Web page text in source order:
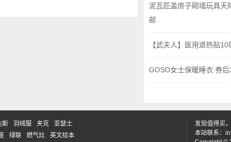
泥瓦匠盖房子砌墙玩具天
邮
【武夫人】医用退热贴
GOSO女士保暖睡衣 券
斯 羽绒服 夹克
亚瑟士
绿联 燃气灶 英文绘本
发现值得买
本站联系：